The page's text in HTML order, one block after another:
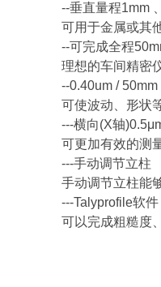
--垂直量程1mm
可用于金属或其
--可完成全程
理想的车间精密
--0.40um /
可使波动、形状
---横向(X轴
可更加有效的测
---手动调节立柱
手动调节立柱能
---Talyprofile软件
可以完成粗糙度